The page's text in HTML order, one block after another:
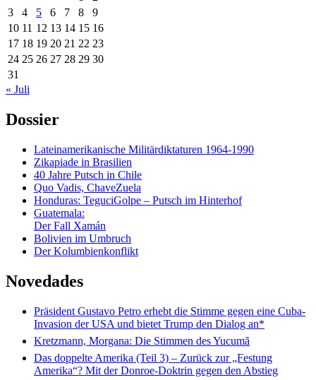
3
4 5 6 7 8
9
10 11 12 13 14 15 16
17 18 19 20 21 22 23
24 25 26 27 28 29 30
31
« Juli
Dossier
Lateinamerikanische Militärdiktaturen 1964-1990
Zikapiade in Brasilien
40 Jahre Putsch in Chile
Quo Vadis, ChaveZuela
Honduras: TeguciGolpe – Putsch im Hinterhof
Guatemala:
Der Fall Xamán
Bolivien im Umbruch
Der Kolumbienkonflikt
Novedades
Präsident Gustavo Petro erhebt die Stimme gegen eine Cuba-
Invasion der USA und bietet Trump den Dialog an*
Kretzmann, Morgana: Die Stimmen des Yucumã
Das doppelte Amerika (Teil 3) – Zurück zur „Festung
Amerika“? Mit der Donroe-Doktrin gegen den Abstieg